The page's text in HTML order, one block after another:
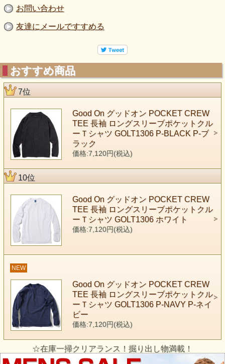
お問い合わせ
友達にメールですすめる
おすすめ商品
7位
Good On グッドオン POCKET CREW
TEE 長袖 ロングスリーブポケットクル
ーＴシャツ GOLT1306 P-BLACK P-ブ
ラック
価格:7,120円(税込)
10位
Good On グッドオン POCKET CREW
TEE 長袖 ロングスリーブポケットクル
ーＴシャツ GOLT1306 ホワイト
価格:7,120円(税込)
NEW
Good On グッドオン POCKET CREW
TEE 長袖 ロングスリーブポケットクル
ーＴシャツ GOLT1306 P-NAVY P-ネイ
ビー
価格:7,120円(税込)
☆在庫一掃クリアランス！掘り出し物満載！